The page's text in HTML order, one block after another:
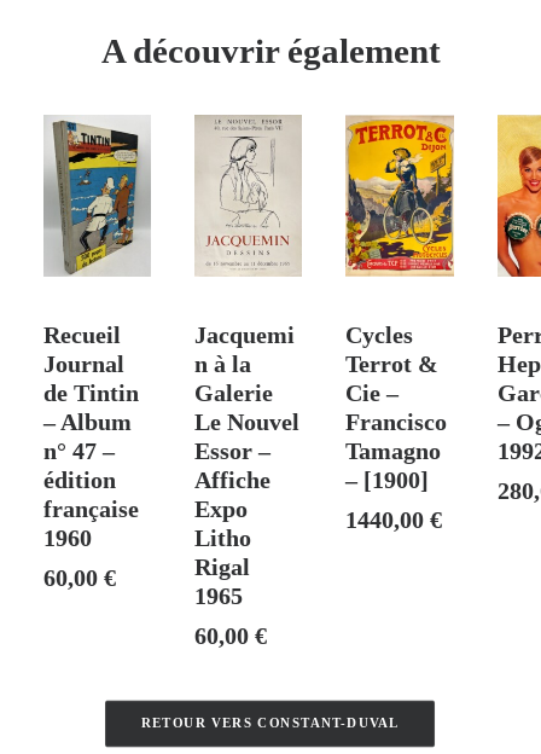
1924
A découvrir également
Recueil
Journal
de Tintin
– Album
n° 47 –
édition
française
1960
60,00 €
Jacquemi
n à la
Galerie
Le Nouvel
Essor –
Affiche
Expo
Litho
Rigal
1965
60,00€
Cycles
Terrot &
Cie –
Francisco
Tamagno
– [1900]
1440,00€
Hep
–
RETOUR VERS CONSTANT-DUVAL